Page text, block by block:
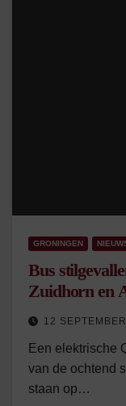
GRONINGEN
Bus
Zuidhorn en
12
Een elektrische
van de ochtend
staan op…